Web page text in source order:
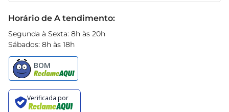
uma escolha consciente para quem deseja
manter uma alimentação equilibrada sem abrir
mão do prazer de beber algo delicioso. Aproveite
o frescor e a qualidade deste suco em sua rotina
diária
Horário de A tendimento:
Segunda à Sexta: 8h às 20h
Sábados: 8h às 18h